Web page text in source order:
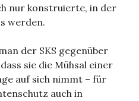
nur konstruierte, in der
werden.
der SKS gegenüber
sie die Mühsal einer
auf sich nimmt – für
auch in